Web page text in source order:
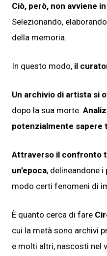
Ciò, però, non avviene
Selezionando,
della memoria.
In questo modo, il
Un archivio di artista si
dopo la sua morte.
potenzialmente sapere
Attraverso il confronto
un’epoca, delineandone
modo certi fenomeni di
È quanto cerca di fare
cui la metà sono archivi
e molti altri, nascosti nel